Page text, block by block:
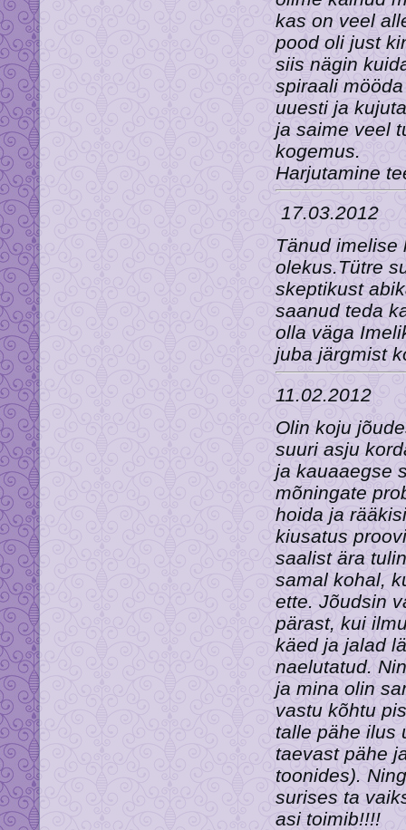
kas on veel
pood oli just
siis nägin
spiraali
uuesti ja
ja saime veel
kogemus.
Harjutamine
17.03.2012
Tänud imelise
olekus.Tütre
skeptikust
saanud teda
olla väga
juba järgmist
11.02.2012
Olin koju
suuri asju
ja kauaaegse
mõningate
hoida ja
kiusatus
saalist ära
samal kohal,
ette. Jõudsin
pärast, kui
käed ja jalad
naelutatud.
ja mina olin
vastu kõhtu
talle pähe ilus
taevast pähe
toonides).
surises ta
asi toimib!!!!